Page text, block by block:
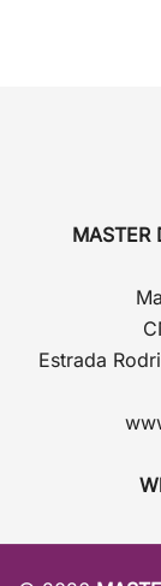
MASTER
Estrada